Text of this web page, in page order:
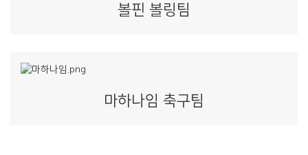
볼핀 볼링팀
마하나임 축구팀